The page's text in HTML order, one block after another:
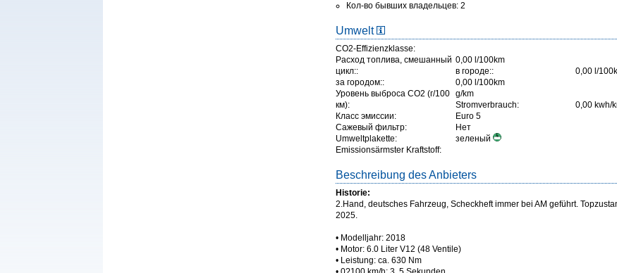
Кол-во бывших владельцев: 2
Umwelt
CO2-Effizienzklasse:
Расход топлива, смешанный
цикл::
0,00 l/100km
в городе::
0,00 l/
за городом::
0,00 l/100km
Уровень выброса СО2 (г/100
км):
g/km
Stromverbrauch:
0,00 kwh/
Класс эмиссии:
Euro 5
Сажевый фильтр:
Нет
Umweltplakette:
зеленый
Emissionsärmster Kraftstoff:
Beschreibung des Anbieters
Historie:
2.Hand, deutsches Fahrzeug, Scheckheft immer bei AM geführt.
2025.
• Modelljahr: 2018
• Motor: 6.0 Liter V12 (48 Ventile)
• Leistung: ca. 630 Nm